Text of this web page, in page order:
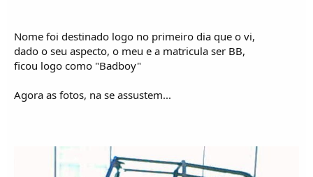
Nome foi destinado logo no primeiro dia que o vi,
dado o seu aspecto, o meu e a matricula ser BB,
ficou logo como "Badboy"
Agora as fotos, na se assustem...